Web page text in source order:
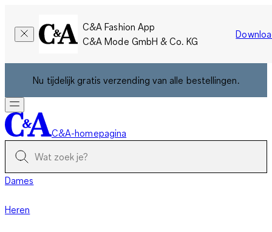
C&A Fashion App
C&A Mode GmbH & Co. KG
Nu tijdelijk gratis verzending van alle bestellingen.
C&A-homepagina
Dames
Heren